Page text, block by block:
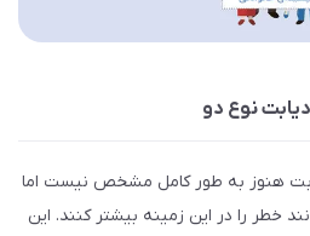
نوع دو
هنوز به طور کامل مشخص نیست اما
خطر را در این زمینه بیشتر کنند. این